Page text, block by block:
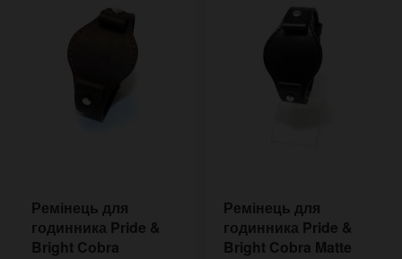
Ремінець для
годинника Pride &
Bright Cobra
Ремінець для
годинника Pride &
Bright Cobra Matte